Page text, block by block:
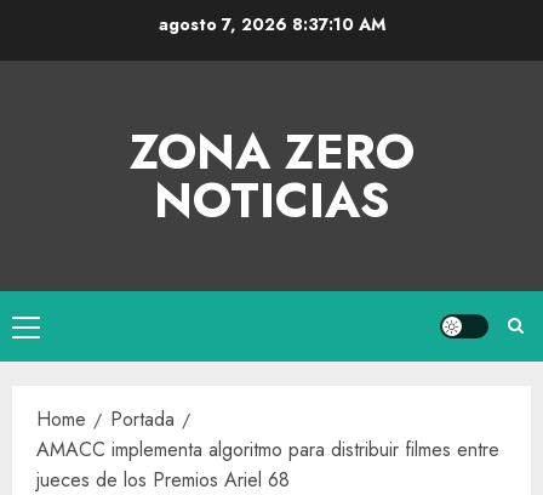
agosto 7, 2026 8:37:10 AM
ZONA ZERO
NOTICIAS
Home
Portada
AMACC implementa algoritmo para distribuir filmes entre
jueces de los Premios Ariel 68